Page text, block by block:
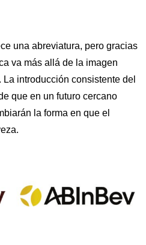
una abreviatura, pero gracias
va más allá de la imagen
introducción consistente del
que en un futuro cercano
la forma en que el